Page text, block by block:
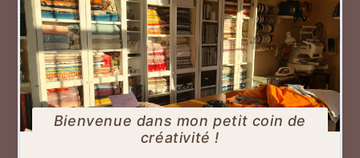
Des pièces imaginées et assemblées en France par
votre créatrice.